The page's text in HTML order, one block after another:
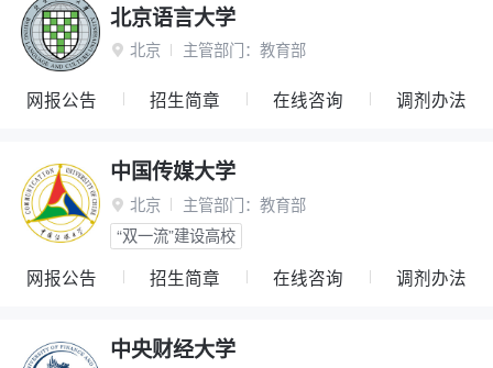
北京语言大学
 北京 主管部门： 教育部
网报公告 招生简章 在线咨询 调剂办法
中国传媒大学
 北京 主管部门： 教育部
“双一流”建设高校
网报公告 招生简章 在线咨询 调剂办法
中央财经大学